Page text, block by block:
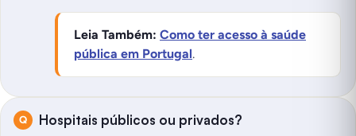
Leia Também: Como ter acesso à saúde
pública em Portugal.
Hospitais públicos ou privados?